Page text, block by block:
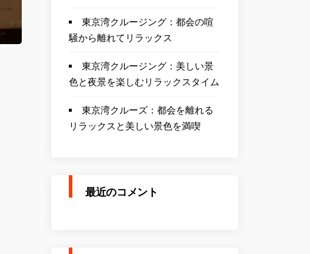
東京湾クルージング：都会の喧
騒から離れてリラックス
東京湾クルージング：美しい景
色と夜景を楽しむリラックスタイム
東京湾クルーズ：都会を離れる
リラックスと美しい景色を満喫
最近のコメント